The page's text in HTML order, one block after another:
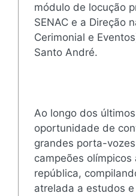
módulo de locução
SENAC e a Direção
Cerimonial e
Santo André.
Ao longo dos
oportunidade de
grandes porta-
campeões
república,
atrelada a estudos